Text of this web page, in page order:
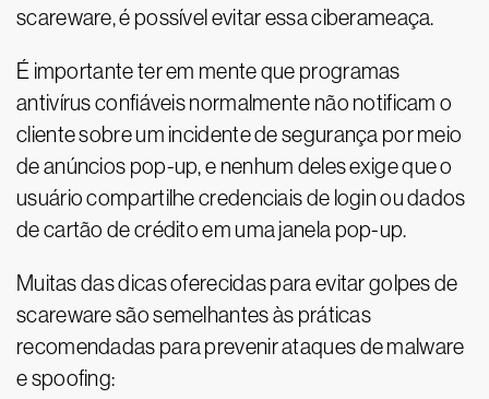
scareware, é possível evitar essa ciberameaça.
É importante ter em mente que programas
antivírus confiáveis normalmente não notificam o
cliente sobre um incidente de segurança por meio
de anúncios pop-up, e nenhum deles exige que o
usuário compartilhe credenciais de login ou dados
de cartão de crédito em uma janela pop-up.
Muitas das dicas oferecidas para evitar golpes de
scareware são semelhantes às práticas
recomendadas para prevenir ataques de malware
e spoofing: